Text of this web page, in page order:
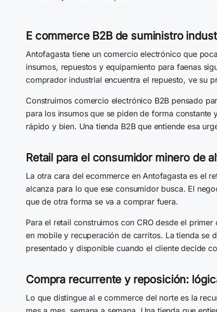
E commerce B2B de suministro
Antofagasta tiene un comercio electrónico que
insumos, repuestos y equipamiento para faenas
comprador industrial encuentra el repuesto, ve su
Construimos comercio electrónico B2B pensado
para los insumos que se piden de forma
rápido y bien. Una tienda B2B que entiende esa
Retail para el consumidor minero de
La otra cara del ecommerce en Antofagasta es el
alcanza para lo que ese consumidor busca. El
que de otra forma se va a comprar fuera.
Para el retail construimos con CRO desde el
en mobile y recuperación de carritos. La tienda se
presentado y disponible cuando el cliente decide
Compra recurrente y reposición:
Lo que distingue al e commerce del norte es la